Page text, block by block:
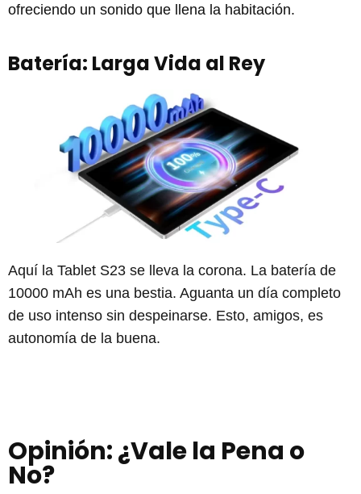
ofreciendo un sonido que llena la habitación.
Batería: Larga Vida al Rey
Aquí la Tablet S23 se lleva la corona. La batería de
10000 mAh es una bestia. Aguanta un día completo
de uso intenso sin despeinarse. Esto, amigos, es
autonomía de la buena.
Opinión: ¿Vale la Pena o
No?